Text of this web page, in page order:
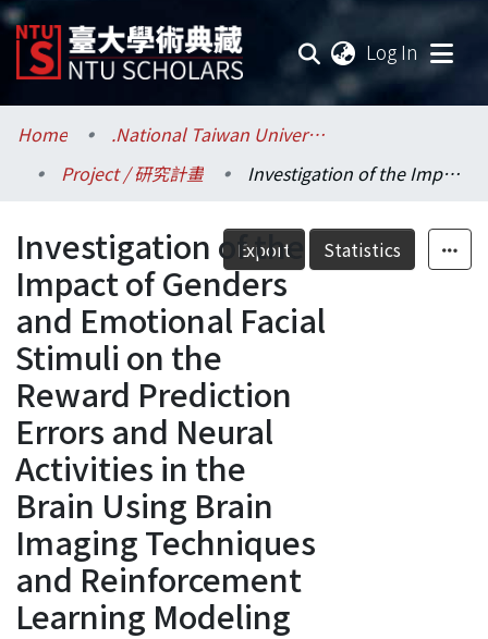
Log In
Communities & Collections
Research Outputs
Fundings & Projects
Researchers
Organizations
Statistics
Home
.National Taiwan University / 國立臺灣大學
Project / 研究計畫
Investigation of the Impact of Genders and Emotional Facial Stimuli on the Reward Prediction Errors and Neural Activities in the Brain Using Brain Imaging Techniques and Reinforcement Learning Modeling
Export Statistics
Investigation of the
Impact of Genders
and Emotional Facial
Stimuli on the
Reward Prediction
Errors and Neural
Activities in the
Brain Using Brain
Imaging Techniques
and Reinforcement
Learning Modeling